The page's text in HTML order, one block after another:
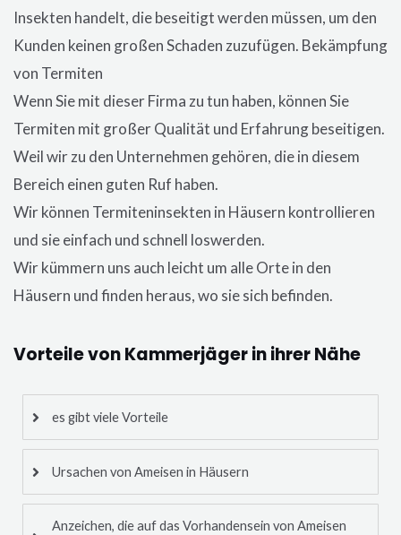
Insekten handelt, die beseitigt werden müssen, um den
Kunden keinen großen Schaden zuzufügen. Bekämpfung
von Termiten
Wenn Sie mit dieser Firma zu tun haben, können Sie
Termiten mit großer Qualität und Erfahrung beseitigen.
Weil wir zu den Unternehmen gehören, die in diesem
Bereich einen guten Ruf haben.
Wir können Termiteninsekten in Häusern kontrollieren
und sie einfach und schnell loswerden.
Wir kümmern uns auch leicht um alle Orte in den
Häusern und finden heraus, wo sie sich befinden.
Vorteile von Kammerjäger in ihrer Nähe
es gibt viele Vorteile
Ursachen von Ameisen in Häusern
Anzeichen, die auf das Vorhandensein von Ameisen